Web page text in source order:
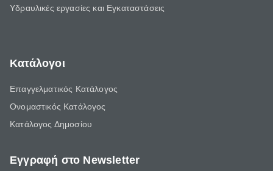
Υδραυλικές εργασίες και Εγκαταστάσεις
Κατάλογοι
Επαγγελματικός Κατάλογος
Ονομαστικός Κατάλογος
Κατάλογος Δημοσίου
Εγγραφή στο Newsletter